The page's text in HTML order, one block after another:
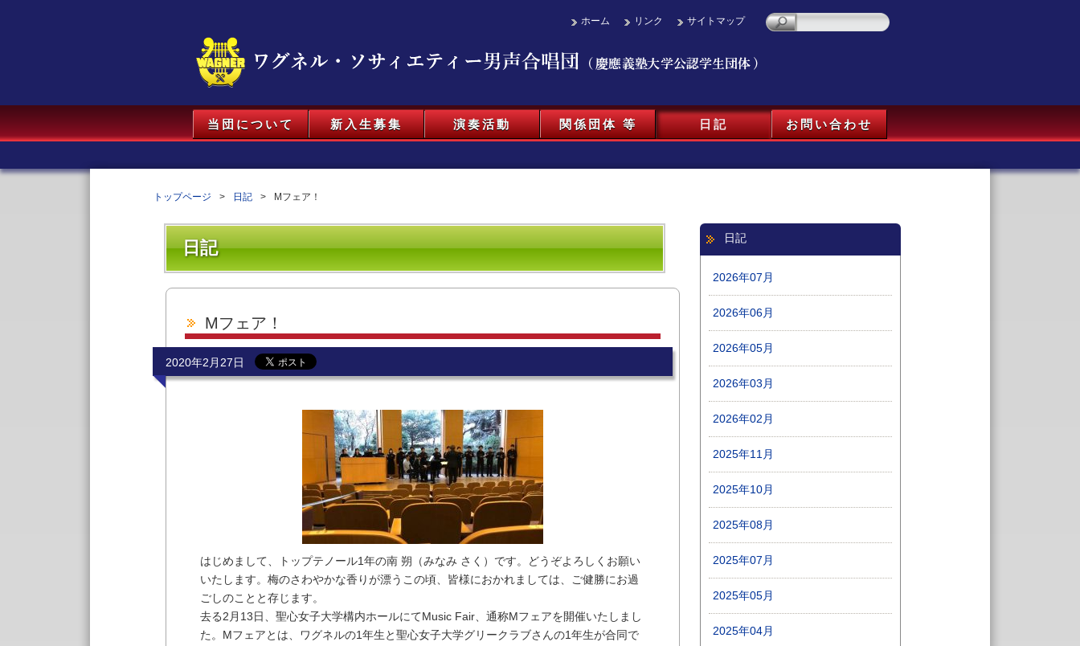
ホーム リンク サイトマップ
当団について 新入生募集 演奏活動 関係団体 等 日記 お問い合わせ
トップページ 日記 Mフェア！
日記
Mフェア！
2020年2月27日
はじめまして、トップテノール1年の南 朔（みなみ さく）です。どうぞよろしくお願い
いたします。梅のさわやかな香りが漂うこの頃、皆様におかれましては、ご健勝にお過
ごしのことと存じます。
去る2月13日、聖心女子大学構内ホールにてMusic Fair、通称Mフェアを開催いたしまし
た。Mフェアとは、ワグネルの1年生と聖心女子大学グリークラブさんの1年生が合同で
日記
2026年07月
2026年06月
2026年05月
2026年03月
2026年02月
2025年11月
2025年10月
2025年08月
2025年07月
2025年05月
2025年04月